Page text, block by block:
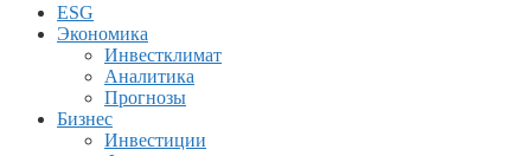
ESG
Экономика
Инвестклимат
Аналитика
Прогнозы
Бизнес
Инвестиции